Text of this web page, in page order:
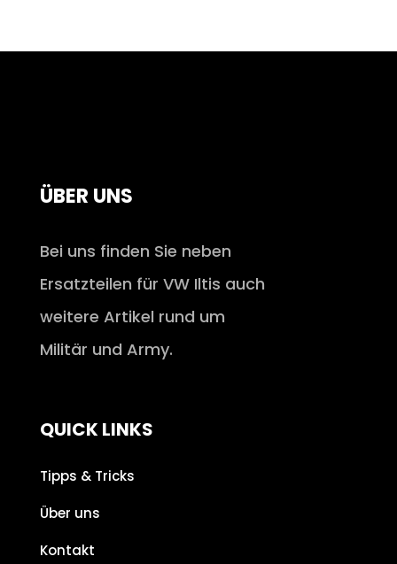
ÜBER UNS
Bei uns finden Sie neben
Ersatzteilen für VW Iltis auch
weitere Artikel rund um
Militär und Army.
QUICK LINKS
Tipps & Tricks
Über uns
Kontakt